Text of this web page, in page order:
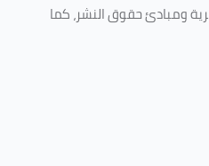
ومبادئ حقوق النشر، كما